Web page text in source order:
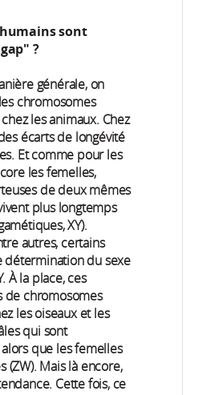
humains sont
?
générale, on
chromosomes
les animaux. Chez
écarts de longévité
Et comme pour les
les femelles,
de deux mêmes
plus longtemps
XY).
autres, certains
détermination du sexe
À la place, ces
de chromosomes
les oiseaux et les
qui sont
que les femelles
Mais là encore,
Cette fois, ce